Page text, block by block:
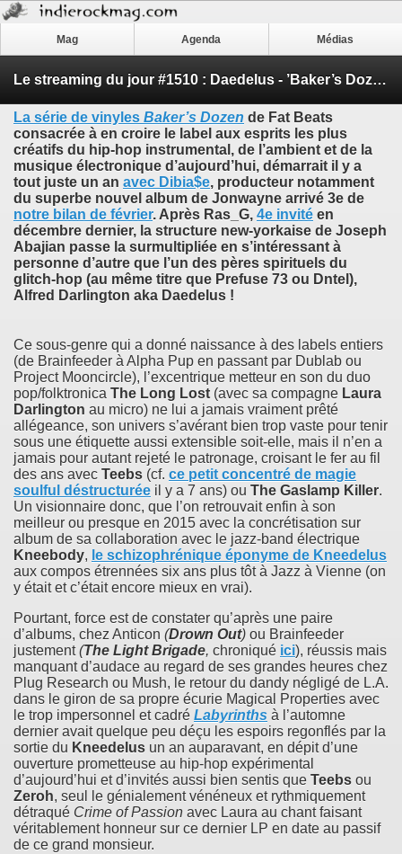
Mag Agenda Médias
Le streaming du jour #1510 : Daedelus - ’Baker’s Dozen’
La série de vinyles Baker’s Dozen de Fat Beats
consacrée à en croire le label aux esprits les plus
créatifs du hip-hop instrumental, de l’ambient et de la
musique électronique d’aujourd’hui, démarrait il y a
tout juste un an avec Dibia$e, producteur notamment
du superbe nouvel album de Jonwayne arrivé 3e de
notre bilan de février. Après Ras_G, 4e invité en
décembre dernier, la structure new-yorkaise de Joseph
Abajian passe la surmultipliée en s’intéressant à
personne d’autre que l’un des pères spirituels du
glitch-hop (au même titre que Prefuse 73 ou Dntel ),
Alfred Darlington aka Daedelus !
Ce sous-genre qui a donné naissance à des labels entiers
(de Brainfeeder à Alpha Pup en passant par Dublab ou
Project Mooncircle), l’excentrique metteur en son du duo
pop/folktronica The Long Lost (avec sa compagne Laura
Darlington au micro) ne lui a jamais vraiment prêté
allégeance, son univers s’avérant bien trop vaste pour tenir
sous une étiquette aussi extensible soit-elle, mais il n’en a
jamais pour autant rejeté le patronage, croisant le fer au fil
des ans avec Teebs (cf. ce petit concentré de magie
soulful déstructurée il y a 7 ans) ou The Gaslamp Killer.
Un visionnaire donc, que l’on retrouvait enfin à son
meilleur ou presque en 2015 avec la concrétisation sur
album de sa collaboration avec le jazz-band électrique
Kneebody, le schizophrénique éponyme de Kneedelus
aux compos étrennées six ans plus tôt à Jazz à Vienne (on
y était et c’était encore mieux en vrai).
Pourtant, force est de constater qu’après une paire
d’albums, chez Anticon (Drown Out) ou Brainfeeder
justement(The Light Brigade, chroniqué ici), réussis mais
manquant d’audace au regard de ses grandes heures chez
Plug Research ou Mush, le retour du dandy négligé de L.A.
dans le giron de sa propre écurie Magical Properties avec
le trop impersonnel et cadré Labyrinths à l’automne
dernier avait quelque peu déçu les espoirs regonflés par la
sortie du Kneedelus un an auparavant, en dépit d’une
ouverture prometteuse au hip-hop expérimental
d’aujourd’hui et d’invités aussi bien sentis que Teebs ou
Zeroh, seul le génialement vénéneux et rythmiquement
détraqué Crime of Passion avec Laura au chant faisant
véritablement honneur sur ce dernier LP en date au passif
de ce grand monsieur.